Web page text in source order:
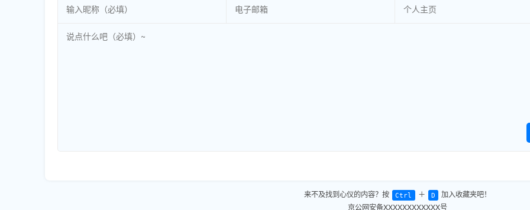
来不及找到心仪的内容？按 Ctrl ＋ D
加入收藏夹吧！
京公网安备XXXXXXXXXXXX号